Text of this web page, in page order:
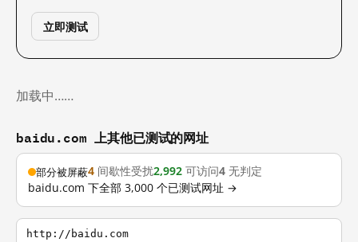
立即测试
加载中……
baidu.com 上其他已测试的网址
部分被屏蔽4 间歇性受扰2,992 可访问4 无判定
baidu.com 下全部 3,000 个已测试网址 →
http://baidu.com